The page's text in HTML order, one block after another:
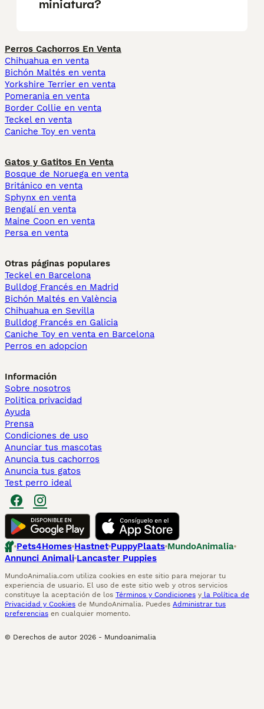
miniatura?
Perros Cachorros En Venta
Chihuahua en venta
Bichón Maltés en venta
Yorkshire Terrier en venta
Pomerania en venta
Border Collie en venta
Teckel en venta
Caniche Toy en venta
Gatos y Gatitos En Venta
Bosque de Noruega en venta
Británico en venta
Sphynx en venta
Bengalí en venta
Maine Coon en venta
Persa en venta
Otras páginas populares
Teckel en Barcelona
Bulldog Francés en Madrid
Bichón Maltés en València
Chihuahua en Sevilla
Bulldog Francés en Galicia
Caniche Toy en venta en Barcelona
Perros en adopcion
Información
Sobre nosotros
Politica privacidad
Ayuda
Prensa
Condiciones de uso
Anunciar tus mascotas
Anuncia tus cachorros
Anuncia tus gatos
Test perro ideal
Pets4Homes Hastnet PuppyPlaats MundoAnimalia
Annunci Animali Lancaster Puppies
MundoAnimalia.com utiliza cookies en este sitio para mejorar tu
experiencia de usuario. El uso de este sitio web y otros servicios
constituye la aceptación de los Términos y Condiciones y la Política de
Privacidad y Cookies de MundoAnimalia. Puedes Administrar tus
preferencias en cualquier momento.
© Derechos de autor 2026 - Mundoanimalia